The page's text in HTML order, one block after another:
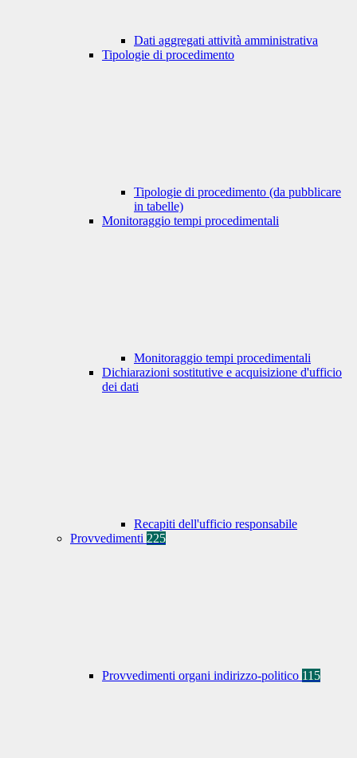
Dati aggregati attività amministrativa
Tipologie di procedimento
Tipologie di procedimento (da pubblicare
in tabelle)
Monitoraggio tempi procedimentali
Monitoraggio tempi procedimentali
Dichiarazioni sostitutive e acquisizione d'ufficio
dei dati
Recapiti dell'ufficio responsabile
Provvedimenti 225
Provvedimenti organi indirizzo-politico 115